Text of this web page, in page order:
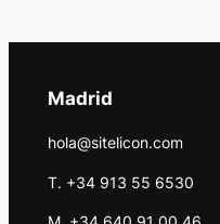
Madrid
hola@sitelicon.com
T. +34 913 55 6530